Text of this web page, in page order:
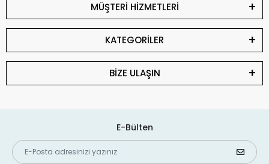
MÜŞTERİ HİZMETLERİ
KATEGORİLER
BİZE ULAŞIN
E-Bülten